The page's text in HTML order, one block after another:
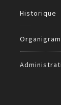
Historique